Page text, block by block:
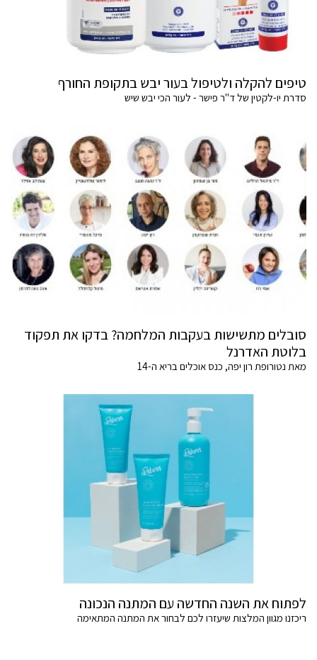
טיפים להקלה ולטיפול בעור יבש בתקופת החורף
סדרת יו-לקטין של ד"ר פישר - לעור הכי יבש שיש
סובלים מתשישות בעקבות המלחמה? בדקו את תפקוד
בלוטת האדרנל
מאת נטורופת רון יפה, כנס אוכלים בריא ה-14
לפתוח את השנה החדשה עם המתנה הנכונה
ריכזנו מגוון המלצות שיעזרו לכם לבחור את המתנה המתאימה